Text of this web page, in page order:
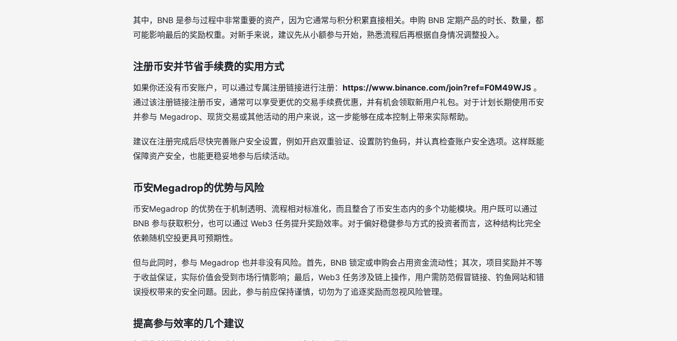
其中，BNB 是参与过程中非常重要的资产，因为它通常与积分积累直接相关。申购 BNB 定期产品的时长、数量，都
可能影响最后的奖励权重。对新手来说，建议先从小额参与开始，熟悉流程后再根据自身情况调整投入。
注册币安并节省手续费的实用方式
如果你还没有币安账户，可以通过专属注册链接进行注册： https://www.binance.com/join?ref=F0M49WJS 。
通过该注册链接注册币安，通常可以享受更优的交易手续费优惠，并有机会领取新用户礼包。对于计划长期使用币安
并参与 Megadrop、现货交易或其他活动的用户来说，这一步能够在成本控制上带来实际帮助。
建议在注册完成后尽快完善账户安全设置，例如开启双重验证、设置防钓鱼码，并认真检查账户安全选项。这样既能
保障资产安全，也能更稳妥地参与后续活动。
币安Megadrop的优势与风险
币安Megadrop 的优势在于机制透明、流程相对标准化，而且整合了币安生态内的多个功能模块。用户既可以通过
BNB 参与获取积分，也可以通过 Web3 任务提升奖励效率。对于偏好稳健参与方式的投资者而言，这种结构比完全
依赖随机空投更具可预期性。
但与此同时，参与 Megadrop 也并非没有风险。首先，BNB 锁定或申购会占用资金流动性；其次，项目奖励并不等
于收益保证，实际价值会受到市场行情影响；最后，Web3 任务涉及链上操作，用户需防范假冒链接、钓鱼网站和错
误授权带来的安全问题。因此，参与前应保持谨慎，切勿为了追逐奖励而忽视风险管理。
提高参与效率的几个建议